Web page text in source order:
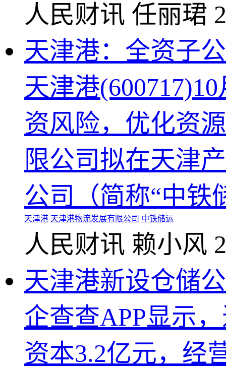
人民财讯 任丽珺
天津港：全资子
天津港
资风险，优化资
限公司拟在天津
公司（简称“中铁
天津港 天津港物流发展有限公司 中铁储运
人民财讯 赖小风
天津港新设仓储
企查查APP显示
资本3.2亿元，经